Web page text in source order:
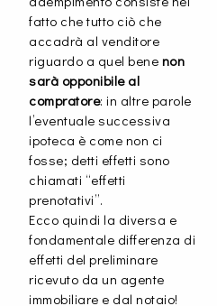
fatto che tutto ciò che
accadrà al venditore
riguardo a quel bene non
sarà opponibile al
compratore: in altre parole
l’eventuale successiva
ipoteca è come non ci
fosse; detti effetti sono
chiamati “effetti
prenotativi”.
Ecco quindi la diversa e
fondamentale differenza di
effetti del preliminare
ricevuto da un agente
immobiliare e dal notaio!